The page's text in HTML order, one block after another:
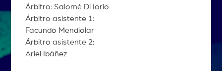
Árbitro: Salomé Di Iorio
Árbitro asistente 1:
Facundo Mendiolar
Árbitro asistente 2:
Ariel Ibáñez